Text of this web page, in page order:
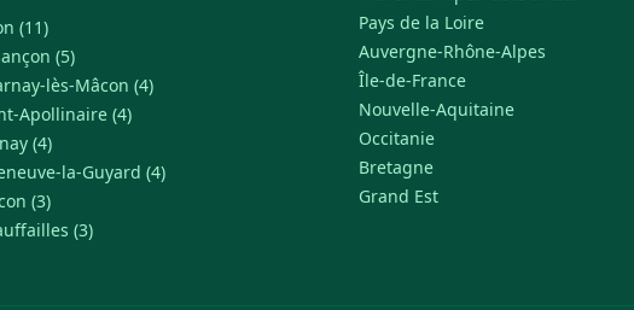
(11)
(5)
lès-Mâcon (4)
Apollinaire (4)
(4)
la-Guyard (4)
(3)
(3)
Pays de la Loire
Auvergne-Rhône-Alpes
Île-de-France
Nouvelle-Aquitaine
Occitanie
Bretagne
Grand Est